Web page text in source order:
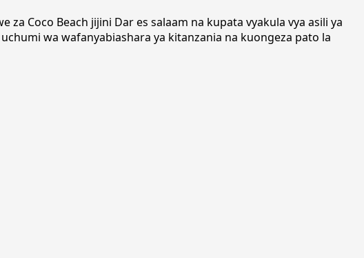
Coco Beach jijini Dar es salaam na kupata vyakula vya asili ya
wa wafanyabiashara ya kitanzania na kuongeza pato la